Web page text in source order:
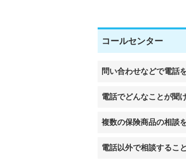
コールセンター
問い合わせなどで電話
電話でどんなことが聞
複数の保険商品の相談
電話以外で相談するこ